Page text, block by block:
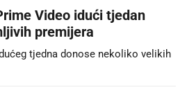
Video idući tjedan
premijera
tjedna donose nekoliko velikih